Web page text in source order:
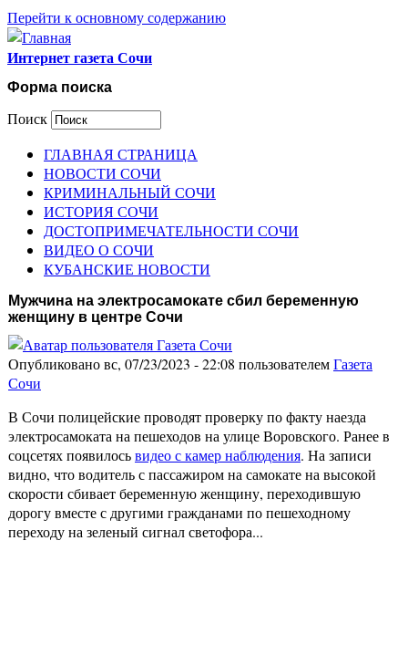
Перейти к основному содержанию
Интернет газета Сочи
Форма поиска
Поиск
ГЛАВНАЯ СТРАНИЦА
НОВОСТИ СОЧИ
КРИМИНАЛЬНЫЙ СОЧИ
ИСТОРИЯ СОЧИ
ДОСТОПРИМЕЧАТЕЛЬНОСТИ СОЧИ
ВИДЕО О СОЧИ
КУБАНСКИЕ НОВОСТИ
Мужчина на электросамокате сбил беременную
женщину в центре Сочи
Опубликовано вс, 07/23/2023 - 22:08 пользователемГазета
Сочи
В Сочи полицейские проводят проверку по факту наезда
электросамоката на пешеходов на улице Воровского. Ранее в
соцсетях появилосьвидео с камер наблюдения. На записи
видно, что водитель с пассажиром на самокате на высокой
скорости сбивает беременную женщину, переходившую
дорогу вместе с другими гражданами по пешеходному
переходу на зеленый сигнал светофора...